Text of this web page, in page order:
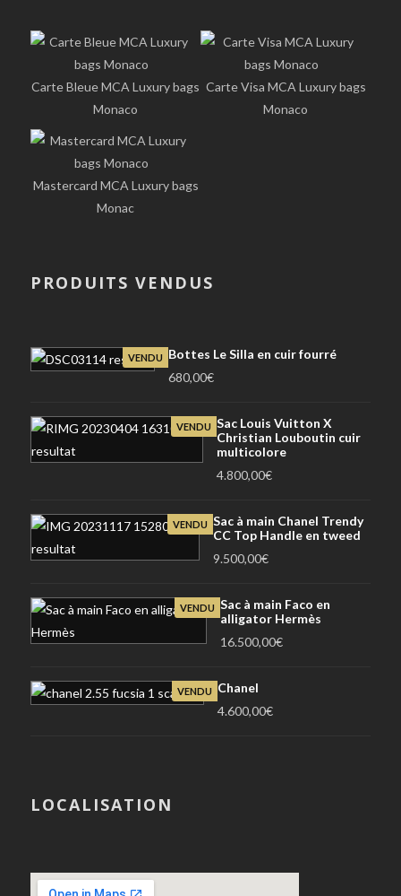
Carte Bleue MCA Luxury bags
Monaco
Carte Visa MCA Luxury bags
Monaco
Mastercard MCA Luxury bags
Monac
PRODUITS VENDUS
VENDU
Bottes Le Silla en cuir fourré
680,00€
VENDU Sac Louis Vuitton X
Christian Louboutin cuir
multicolore
4.800,00€
VENDU Sac à main Chanel Trendy
CC Top Handle en tweed
9.500,00€
VENDU Sac à main Faco en
alligator Hermès
16.500,00€
VENDU
Chanel
4.600,00€
LOCALISATION